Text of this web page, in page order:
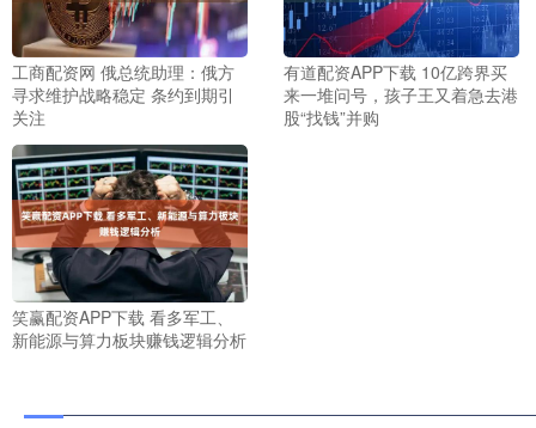
工商配资网 俄总统助理：俄方
寻求维护战略稳定 条约到期引
关注
有道配资APP下载 10亿跨界买
来一堆问号，孩子王又着急去港
股“找钱”并购
笑赢配资APP下载 看多军工、
新能源与算力板块赚钱逻辑分析